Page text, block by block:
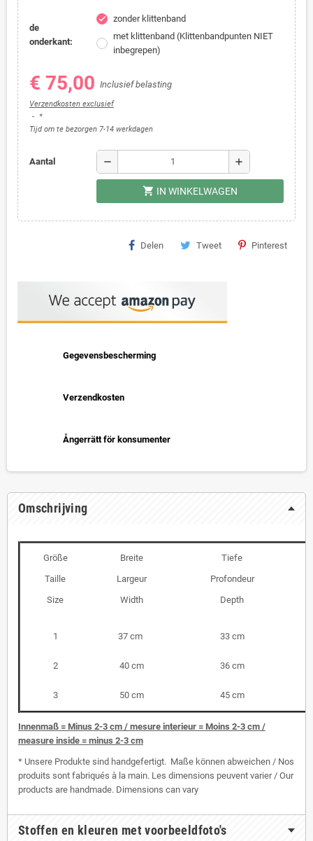
de
onderkant:
check
zonder klittenband
met klittenband (Klittenbandpunten NIET
inbegrepen)
€ 75,00 Inclusief belasting
Verzendkosten exclusief
*
Tijd om te bezorgen 7-14 werkdagen
Aantal remove add
shopping_cart IN WINKELWAGEN
Delen Tweet Pinterest
Gegevensbescherming
Verzendkosten
Ångerrätt för konsumenter
Omschrijving
Größe
Taille
Size
Breite
Largeur
Width
Tiefe
Profondeur
Depth
1 37 cm 33 cm
2 40 cm 36 cm
3 50 cm 45 cm
Innenmaß = Minus 2-3 cm / mesure interieur = Moins 2-3 cm /
measure inside = minus 2-3 cm
* Unsere Produkte sind handgefertigt. Maße können abweichen / Nos
produits sont fabriqués à la main. Les dimensions peuvent varier / Our
products are handmade. Dimensions can vary
Stoffen en kleuren met voorbeeldfoto's